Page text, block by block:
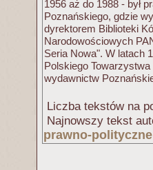
1956 aż do 1988 - był
Poznańskiego, gdzie
dyrektorem Biblioteki
Narodowościowych
Seria Nowa". W latach
Polskiego
wydawnictw
Liczba tekstów na
Najnowszy tekst
prawno-polityczne